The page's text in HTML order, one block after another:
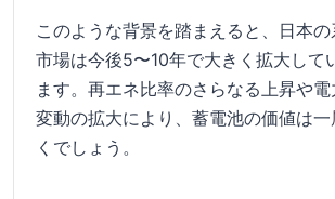
このような背景を踏まえると、日本
市場は今後5〜10年で大きく拡大して
ます。再エネ比率のさらなる上昇や
変動の拡大により、蓄電池の価値は
くでしょう。